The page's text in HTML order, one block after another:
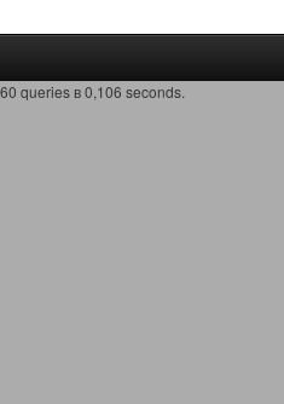
60 queries в 0,106 seconds.